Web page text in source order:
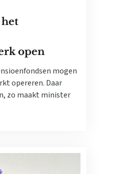
open
mogen
opereren. Daar
zo maakt minister